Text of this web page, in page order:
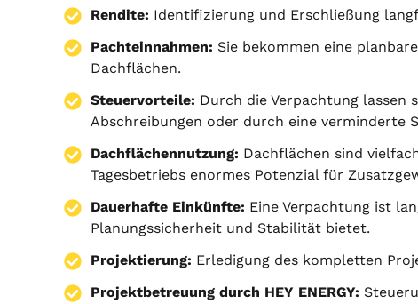
Rendite: Identifizierung und Erschließung
Pachteinnahmen: Sie bekommen eine
Dachflächen.
Steuervorteile: Durch die Verpachtung lassen
Abschreibungen oder durch eine verminderte
Dachflächennutzung: Dachflächen sind
Tagesbetriebs enormes Potenzial für
Dauerhafte Einkünfte: Eine Verpachtung ist
Planungssicherheit und Stabilität bietet.
Projektierung: Erledigung des kompletten
Projektbetreuung durch HEY ENERGY: